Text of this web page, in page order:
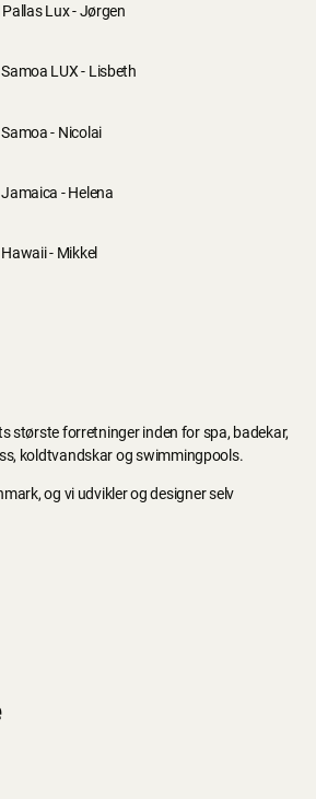
Lux - Jørgen
LUX - Lisbeth
- Nicolai
- Helena
- Mikkel
største forretninger inden for spa, badekar,
koldtvandskar og swimmingpools.
og vi udvikler og designer selv